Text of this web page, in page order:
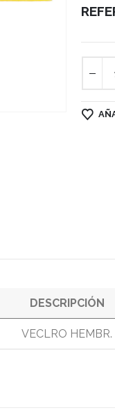
DESCRIPCIÓN
VECLRO HEMBR.